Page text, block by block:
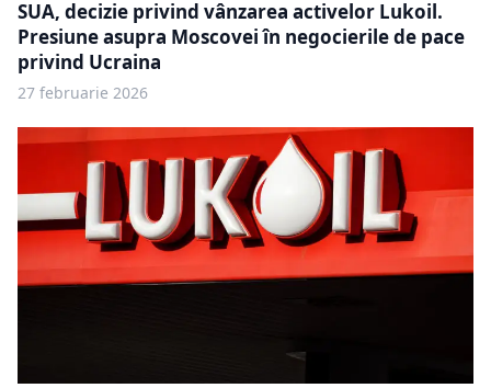
SUA, decizie privind vânzarea activelor Lukoil.
Presiune asupra Moscovei în negocierile de pace
privind Ucraina
27 februarie 2026